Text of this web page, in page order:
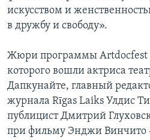
искусством и
в дружбу и свободу».
Жюри программы Artdocfest
которого вошли актриса
Дапкунайте, главный
журнала Rīgas Laiks Улдис
публицист Дмитрий
при фильму Энджи Винчито